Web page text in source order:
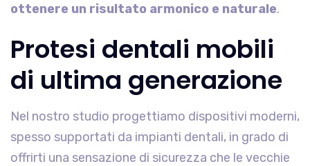
ottenere un risultato armonico e naturale.
Protesi dentali mobili
di ultima generazione
Nel nostro studio progettiamo dispositivi moderni,
spesso supportati da impianti dentali, in grado di
offrirti una sensazione di sicurezza che le vecchie